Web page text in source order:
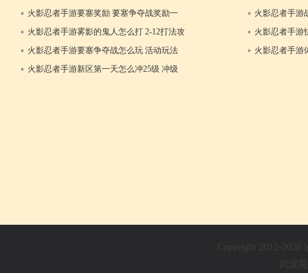
略
火影忍者手游要塞奖励 要塞争夺战奖励一
览
火影忍者手游雾影的鬼人怎么打 2-12打法攻
略
火影忍者手游要塞争夺战怎么玩 活动玩法
攻略
火影忍者手游新区第一天怎么冲25级 冲级
览
火影忍者手游
略
火影忍者手游
火影忍者手游
Copyright 2012-2020